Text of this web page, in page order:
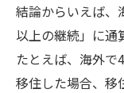
結論からいえば、
以上の継続」に通
たとえば、海外
移住した場合、移